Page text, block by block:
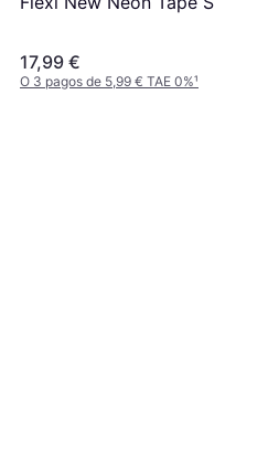
17,99 €
O 3 pagos de 5,99 € TAE 0%¹